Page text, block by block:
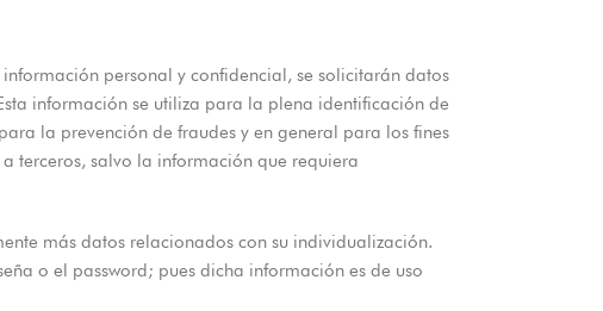
personal y confidencial, se solicitarán datos
información se utiliza para la plena identificación de
la prevención de fraudes y en general para los fines
terceros, salvo la información que requiera
más datos relacionados con su individualización.
o el password; pues dicha información es de uso